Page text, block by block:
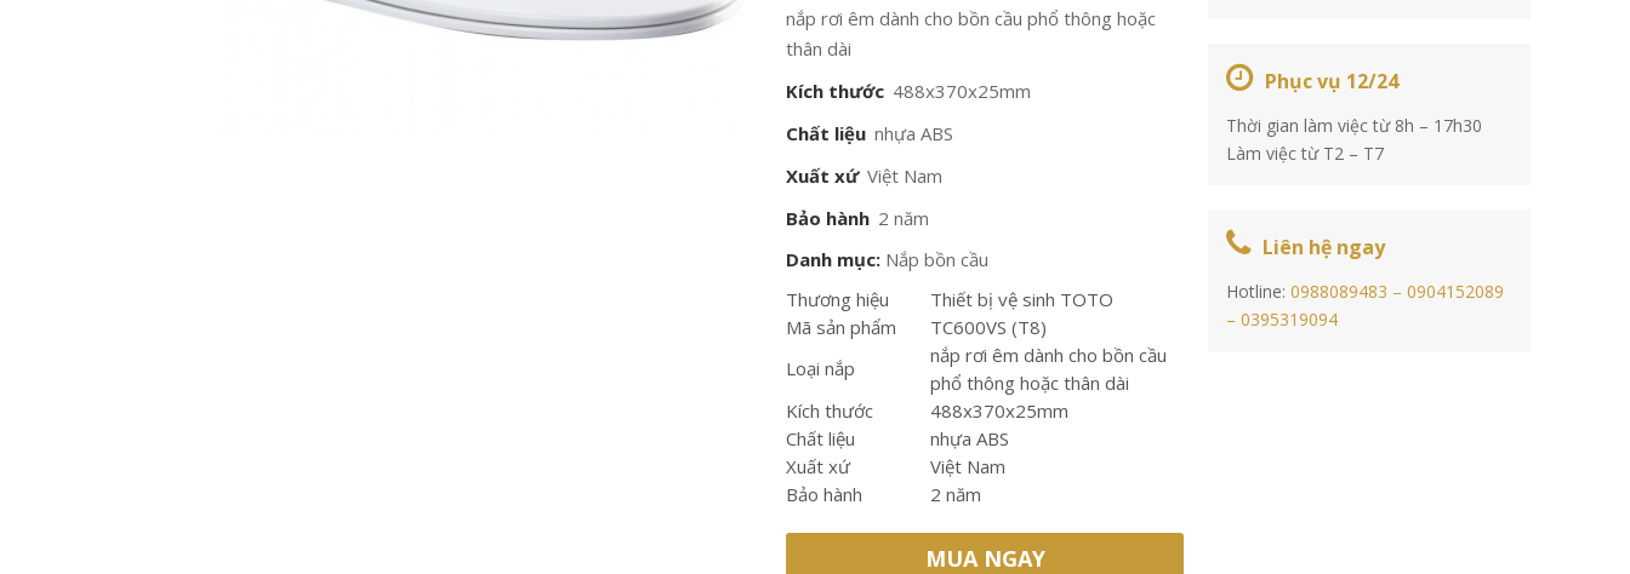
nắp rơi êm dành cho bồn cầu phổ thông hoặc
thân dài
Kích thước 488x370x25mm
Chất liệu nhựa ABS
Xuất xứ Việt Nam
Bảo hành 2 năm
Danh mục: Nắp bồn cầu
Thương hiệu
Thiết bị vệ sinh TOTO
Mã sản phẩm
TC600VS (T8)
Loại nắp
nắp rơi êm dành cho bồn cầu
phổ thông hoặc thân dài
Kích thước
488x370x25mm
Chất liệu
nhựa ABS
Xuất xứ
Việt Nam
Bảo hành
2 năm
MUA NGAY
Phục vụ 12/24
Thời gian làm việc từ 8h – 17h30
Làm việc từ T2 – T7
Liên hệ ngay
Hotline: 0988089483 – 0904152089
– 0395319094